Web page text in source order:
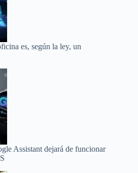
es, según la ley, un
Assistant dejará de funcionar